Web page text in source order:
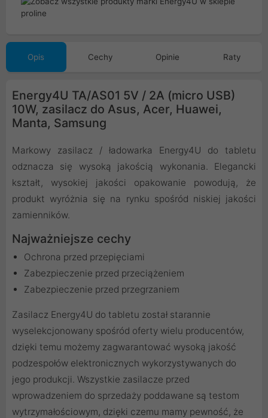
Opis Cechy Opinie Raty
Energy4U TA/AS01 5V / 2A (micro USB)
10W, zasilacz do Asus, Acer, Huawei,
Manta, Samsung
Markowy zasilacz / ładowarka Energy4U do tabletu
odznacza się wysoką jakością wykonania. Elegancki
kształt, wysokiej jakości opakowanie powodują, że
produkt wyróżnia się na rynku spośród niskiej jakości
zamienników.
Najważniejsze cechy
Ochrona przed przepięciami
Zabezpieczenie przed przeciążeniem
Zabezpieczenie przed przegrzaniem
Zasilacz Energy4U do tabletu został starannie
wyselekcjonowany spośród oferty wielu producentów,
dzięki temu możemy zagwarantować wysoką jakość
podzespołów elektronicznych wykorzystywanych do
jego produkcji. Wszystkie zasilacze przed
wprowadzeniem do sprzedaży poddawane są testom
wytrzymałościowym, dzięki czemu mamy pewność, że